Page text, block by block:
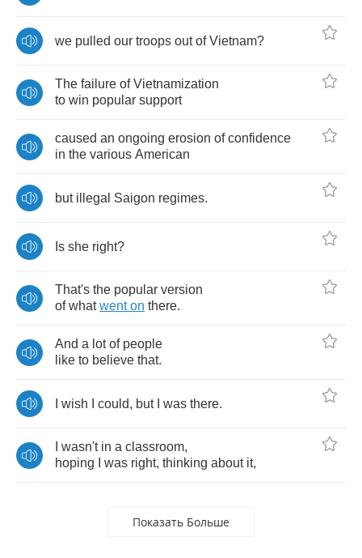
we pulled our troops out of Vietnam?
The failure of Vietnamization
to win popular support
caused an ongoing erosion of confidence
in the various American
but illegal Saigon regimes.
Is she right?
That's the popular version
of what went on there.
And a lot of people
like to believe that.
wish could, but was there.
wasn't in a classroom,
hoping
was right, thinking about it,
Показать Больше